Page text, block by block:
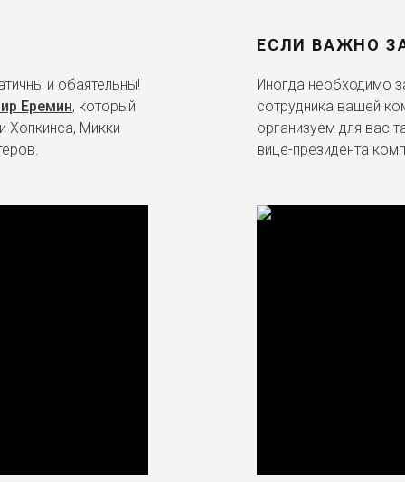
и обаятельны!
Еремин, который
Хопкинса, Микки
ЕСЛИ ВАЖНО
Иногда необходимо
сотрудника вашей
организуем для вас
вице-президента